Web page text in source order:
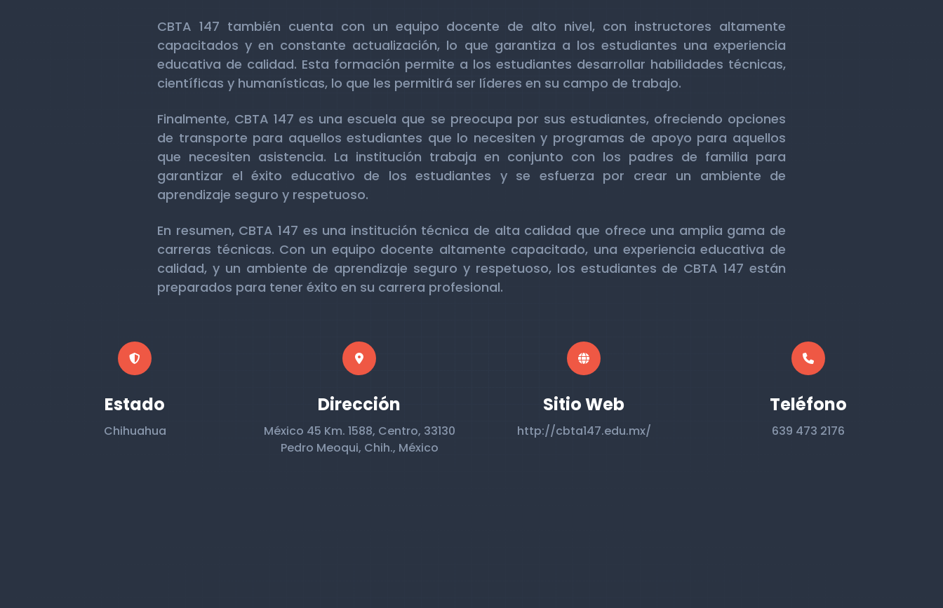
CBTA 147 también cuenta con un equipo docente de alto nivel, con instructores altamente
capacitados y en constante actualización, lo que garantiza a los estudiantes una experiencia
educativa de calidad. Esta formación permite a los estudiantes desarrollar habilidades técnicas,
científicas y humanísticas, lo que les permitirá ser líderes en su campo de trabajo.
Finalmente, CBTA 147 es una escuela que se preocupa por sus estudiantes, ofreciendo opciones
de transporte para aquellos estudiantes que lo necesiten y programas de apoyo para aquellos
que necesiten asistencia. La institución trabaja en conjunto con los padres de familia para
garantizar el éxito educativo de los estudiantes y se esfuerza por crear un ambiente de
aprendizaje seguro y respetuoso.
En resumen, CBTA 147 es una institución técnica de alta calidad que ofrece una amplia gama de
carreras técnicas. Con un equipo docente altamente capacitado, una experiencia educativa de
calidad, y un ambiente de aprendizaje seguro y respetuoso, los estudiantes de CBTA 147 están
preparados para tener éxito en su carrera profesional.
Estado
Chihuahua
Dirección
México 45 Km. 1588, Centro, 33130
Pedro Meoqui, Chih., México
Sitio Web
http://cbta147.edu.mx/
Teléfono
639 473 2176